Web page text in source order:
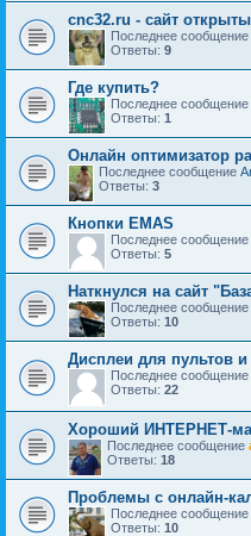
cnc32.ru - сайт
Последнее сообщение
Ответы: 9
Где купить?
Последнее сообщение
Ответы: 1
Онлайн оптимизатор
Последнее сообщение
Ответы: 3
Кнопки EMAS
Последнее сообщение
Ответы: 5
Наткнулся на сайт
Последнее сообщение
Ответы: 10
Дисплеи для пультов и
Последнее сообщение
Ответы: 22
Хороший ИНТЕРНЕТ-
Последнее сообщение
Ответы: 18
Проблемы с онлайн-
Последнее сообщение
Ответы: 10